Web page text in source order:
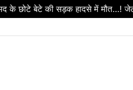
बेटे की सड़क हादसे में मौत…! जेल में